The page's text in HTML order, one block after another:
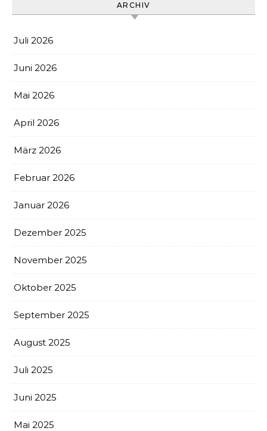
ARCHIV
Juli 2026
Juni 2026
Mai 2026
April 2026
März 2026
Februar 2026
Januar 2026
Dezember 2025
November 2025
Oktober 2025
September 2025
August 2025
Juli 2025
Juni 2025
Mai 2025